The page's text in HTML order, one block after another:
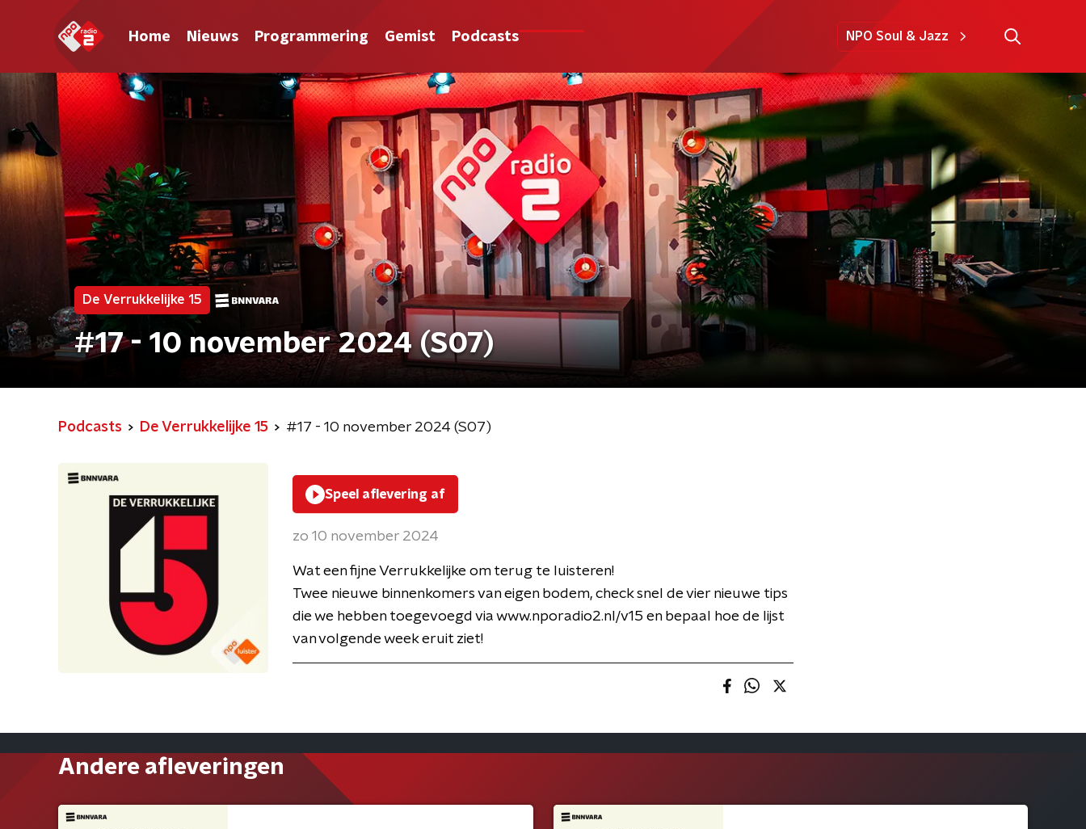
Home Nieuws Programmering Gemist Podcasts NPO Soul & Jazz
De Verrukkelijke 15
#17 - 10 november 2024 (S07)
Podcasts De Verrukkelijke 15 #17 - 10 november 2024 (S07)
Speel aflevering af
zo 10 november 2024
Wat een fijne Verrukkelijke om terug te luisteren!
Twee nieuwe binnenkomers van eigen bodem, check snel de vier nieuwe tips
die we hebben toegevoegd via www.nporadio2.nl/v15 en bepaal hoe de lijst
van volgende week eruit ziet!
Andere afleveringen